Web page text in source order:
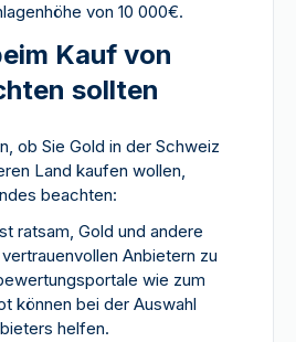
von 10 000€.
Kauf von
sollten
ob Sie Gold in der Schweiz
Land kaufen wollen,
beachten:
ratsam, Gold und andere
Anbietern zu
wie zum
können bei der Auswahl
helfen.